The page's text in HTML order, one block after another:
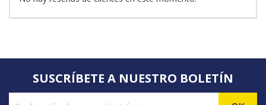
SUSCRÍBETE A NUESTRO BOLETÍN